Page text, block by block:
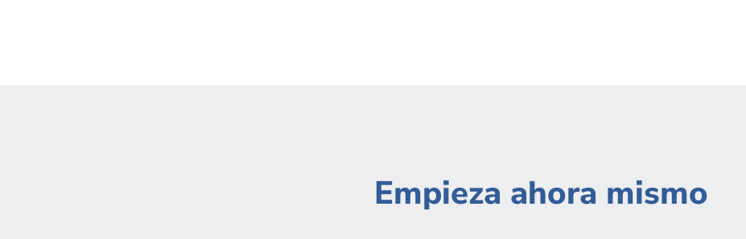
Empieza ahora mismo